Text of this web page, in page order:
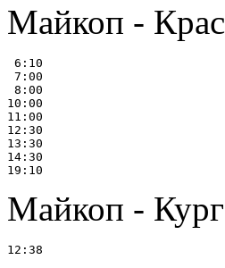
Майкоп -
6:10
7:00
8:00
10:00
11:00
12:30
13:30
14:30
Майкоп -